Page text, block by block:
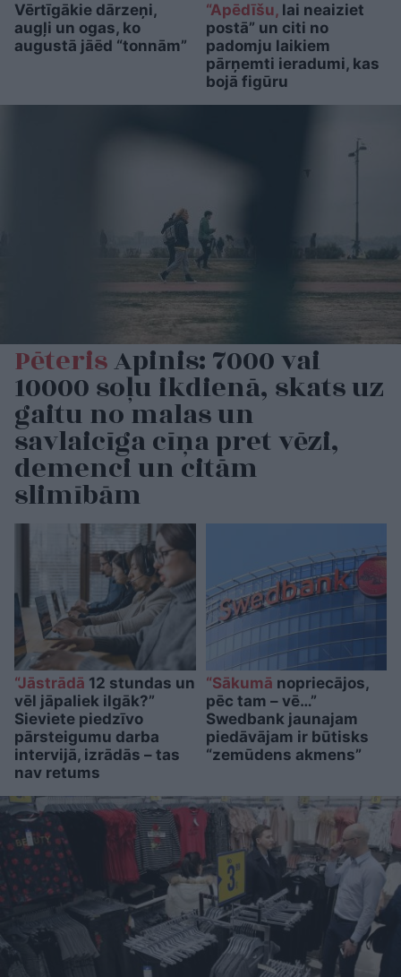
Vērtīgākie dārzeņi,
augļi un ogas, ko
augustā jāēd “tonnām”
“Apēdīšu,lai neaiziet
postā” un citi no
padomju laikiem
pārņemti ieradumi, kas
bojā figūru
PēterisApinis: 7000 vai
10000 soļu ikdienā, skats uz
gaitu no malas un
savlaicīga cīņa pret vēzi,
demenci un citām
slimībām
“Jāstrādā 12 stundas un
vēl jāpaliek ilgāk?”
Sieviete piedzīvo
pārsteigumu darba
intervijā, izrādās – tas
nav retums
“Sākumā nopriecājos,
pēc tam – vē…”
Swedbank jaunajam
piedāvājam ir būtisks
“zemūdens akmens”